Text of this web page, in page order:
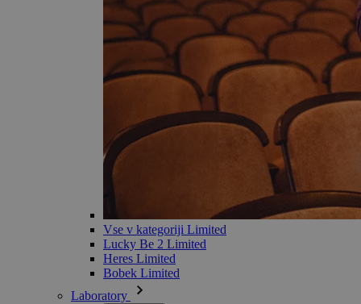
Vse v kategoriji Limited
Lucky Be 2 Limited
Heres Limited
Bobek Limited
Laboratory